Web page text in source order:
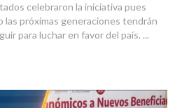
celebraron la iniciativa pues
las próximas generaciones tendrán
para luchar en favor del país. ...